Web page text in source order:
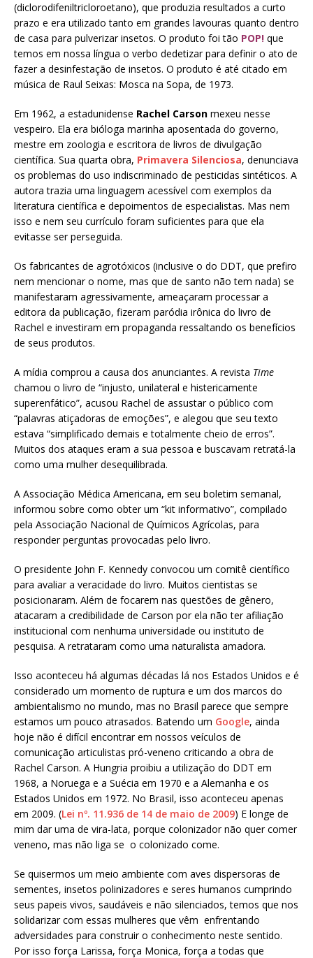
(diclorodifeniltricloroetano), que produzia resultados a curto
prazo e era utilizado tanto em grandes lavouras quanto dentro
de casa para pulverizar insetos. O produto foi tão POP! que
temos em nossa língua o verbo dedetizar para definir o ato de
fazer a desinfestação de insetos. O produto é até citado em
música de Raul Seixas: Mosca na Sopa, de 1973.
Em 1962, a estadunidense Rachel Carson mexeu nesse
vespeiro. Ela era bióloga marinha aposentada do governo,
mestre em zoologia e escritora de livros de divulgação
científica. Sua quarta obra, Primavera Silenciosa, denunciava
os problemas do uso indiscriminado de pesticidas sintéticos. A
autora trazia uma linguagem acessível com exemplos da
literatura científica e depoimentos de especialistas. Mas nem
isso e nem seu currículo foram suficientes para que ela
evitasse ser perseguida.
Os fabricantes de agrotóxicos (inclusive o do DDT, que prefiro
nem mencionar o nome, mas que de santo não tem nada) se
manifestaram agressivamente, ameaçaram processar a
editora da publicação, fizeram paródia irônica do livro de
Rachel e investiram em propaganda ressaltando os benefícios
de seus produtos.
A mídia comprou a causa dos anunciantes. A revista Time
chamou o livro de “injusto, unilateral e histericamente
superenfático”, acusou Rachel de assustar o público com
“palavras atiçadoras de emoções”, e alegou que seu texto
estava “simplificado demais e totalmente cheio de erros”.
Muitos dos ataques eram a sua pessoa e buscavam retratá-la
como uma mulher desequilibrada.
A Associação Médica Americana, em seu boletim semanal,
informou sobre como obter um “kit informativo”, compilado
pela Associação Nacional de Químicos Agrícolas, para
responder perguntas provocadas pelo livro.
O presidente John F. Kennedy convocou um comitê científico
para avaliar a veracidade do livro. Muitos cientistas se
posicionaram. Além de focarem nas questões de gênero,
atacaram a credibilidade de Carson porela não ter afiliação
institucional com nenhuma universidade ou instituto de
pesquisa. A retrataram como uma naturalista amadora.
Isso aconteceu há algumas décadas lá nos Estados Unidos e é
considerado um momento de ruptura e um dos marcos do
ambientalismo no mundo, mas no Brasil parece que sempre
estamos um pouco atrasados. Batendo um Google, ainda
hoje não é difícil encontrar em nossos veículos de
comunicação articulistas pró-veneno criticando a obra de
Rachel Carson. A Hungria proibiu a utilização do DDT em
1968, a Noruega e a Suécia em 1970 e a Alemanha e os
Estados Unidos em 1972. No Brasil, isso aconteceu apenas
em 2009. (Lei nº. 11.936 de 14 de maio de 2009) E longe de
mim dar uma de vira-lata, porque colonizador não quer comer
veneno, mas não liga se o colonizado come.
Se quisermos um meio ambiente com aves dispersoras de
sementes, insetos polinizadores e seres humanos cumprindo
seus papeis vivos, saudáveis e não silenciados, temos que nos
solidarizar com essas mulheres que vêm enfrentando
adversidades para construir o conhecimento neste sentido.
Por isso força Larissa, força Monica, força a todas que